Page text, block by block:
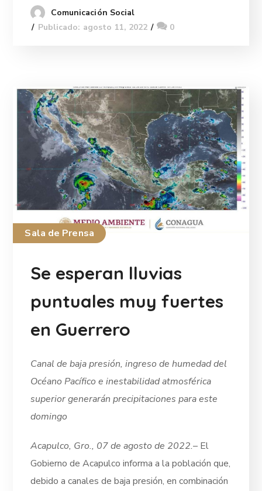
Comunicación Social
Publicado: agosto 11, 2022
0
Sala de Prensa
Se esperan lluvias
puntuales muy fuertes
en Guerrero
Canal de baja presión, ingreso de humedad del
Océano Pacífico e inestabilidad atmosférica
superior generarán precipitaciones para este
domingo
Acapulco, Gro., 07 de agosto de 2022.– El
Gobierno de Acapulco informa a la población que,
debido a canales de baja presión, en combinación